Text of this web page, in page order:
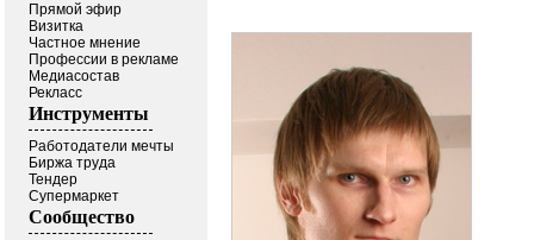
Прямой эфир
Визитка
Частное мнение
Профессии в рекламе
Медиасостав
Рекласс
Инструменты
Работодатели мечты
Биржа труда
Тендер
Супермаркет
Сообщество